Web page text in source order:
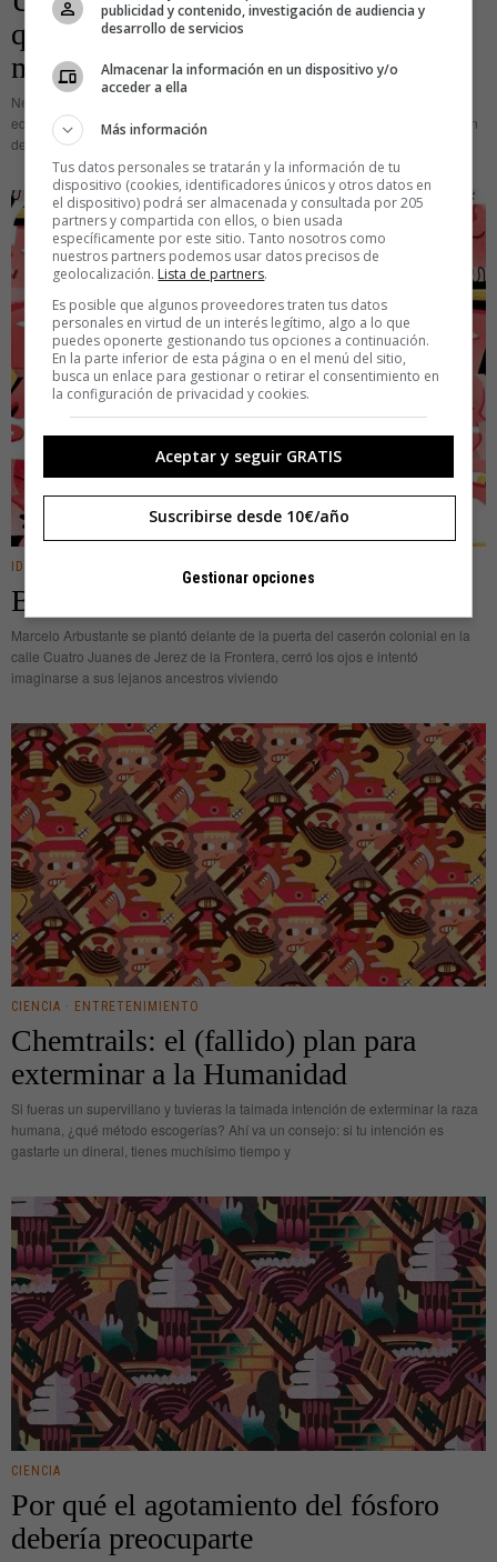
quemar los 20 mayores bancos del
mundo
Neumáticos incendiados, columnas de humo saliendo de las ventanas del
edificio del Banco Barclays en Madrid, furgonetas volando por la deflagración
de un potente explosivo en la plaza de Colón… No son
IDEAS
Bienvenido a tu agencia de linajes
Marcelo Arbustante se plantó delante de la puerta del caserón colonial en la
calle Cuatro Juanes de Jerez de la Frontera, cerró los ojos e intentó
imaginarse a sus lejanos ancestros viviendo
CIENCIA · ENTRETENIMIENTO
Chemtrails: el (fallido) plan para
exterminar a la Humanidad
Si fueras un supervillano y tuvieras la taimada intención de exterminar la raza
humana, ¿qué método escogerías? Ahí va un consejo: si tu intención es
gastarte un dineral, tienes muchísimo tiempo y
CIENCIA
Por qué el agotamiento del fósforo
debería preocuparte
publicidad y contenido, investigación de audiencia y
desarrollo de servicios
Almacenar la información en un dispositivo y/o
acceder a ella
Más información
Tus datos personales se tratarán y la información de tu
dispositivo (cookies, identificadores únicos y otros datos en
el dispositivo) podrá ser almacenada y consultada por 205
partners y compartida con ellos, o bien usada
específicamente por este sitio. Tanto nosotros como
nuestros partners podemos usar datos precisos de
geolocalización. Lista de partners.
Es posible que algunos proveedores traten tus datos
personales en virtud de un interés legítimo, algo a lo que
puedes oponerte gestionando tus opciones a continuación.
En la parte inferior de esta página o en el menú del sitio,
busca un enlace para gestionar o retirar el consentimiento en
la configuración de privacidad y cookies.
Aceptar y seguir GRATIS
Suscribirse desde 10€/año
Gestionar opciones